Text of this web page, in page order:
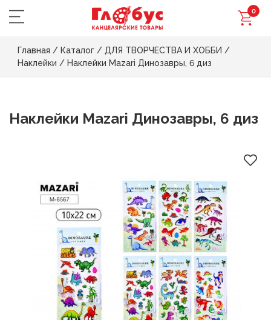
0
Главная / Каталог / ДЛЯ ТВОРЧЕСТВА И ХОББИ /
Наклейки / Наклейки Mazari Динозавры, 6 диз
Наклейки Mazari Динозавры, 6 диз